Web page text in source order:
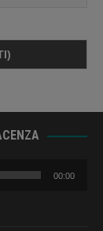
00:00